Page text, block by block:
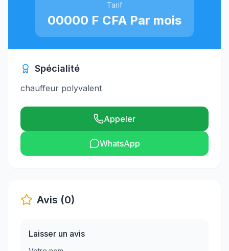
Tarif
00000 F CFA Par mois
Spécialité
chauffeur polyvalent
Appeler
WhatsApp
Avis (0)
Laisser un avis